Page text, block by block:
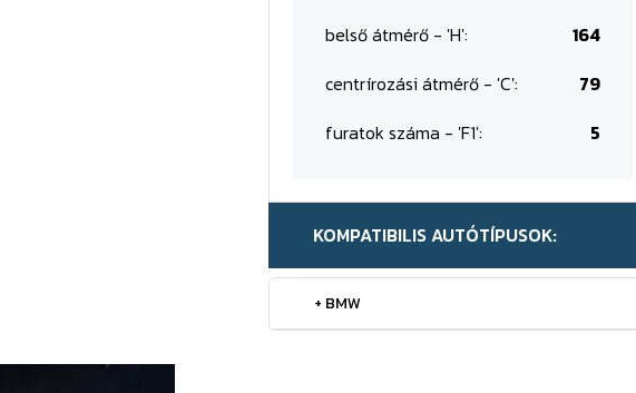
belső átmérő - 'H':
164
centrírozási átmérő - 'C':
79
furatok száma - 'F1':
5
KOMPATIBILIS AUTÓTÍPUSOK:
+ BMW